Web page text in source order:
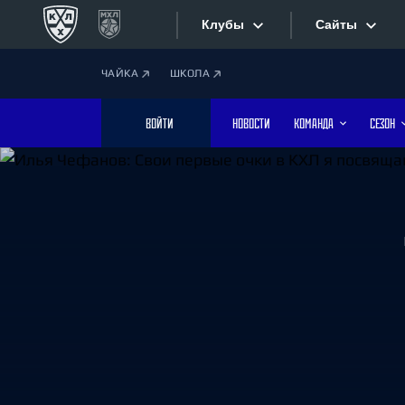
Клубы
Дивизион Боброва
Лада
Сайты
Текстовые
ЧАЙКА ШКОЛА
ВОЙТИ НОВОСТИ КОМАНДА СЕЗОН